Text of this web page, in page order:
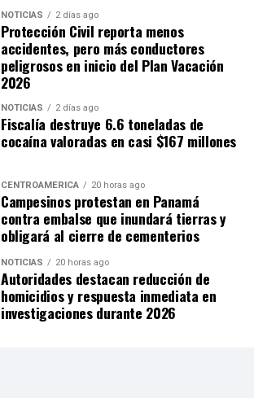
NOTICIAS 2 días ago
Protección Civil reporta menos
accidentes, pero más conductores
peligrosos en inicio del Plan Vacación
2026
NOTICIAS 2 días ago
Fiscalía destruye 6.6 toneladas de
cocaína valoradas en casi $167 millones
CENTROAMÉRICA 20 horas ago
Campesinos protestan en Panamá
contra embalse que inundará tierras y
obligará al cierre de cementerios
NOTICIAS 20 horas ago
Autoridades destacan reducción de
homicidios y respuesta inmediata en
investigaciones durante 2026